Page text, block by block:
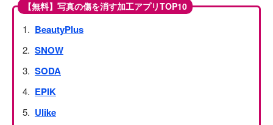
【無料】写真の傷を消す加工アプリTOP10
BeautyPlus
SNOW
SODA
EPIK
Ulike